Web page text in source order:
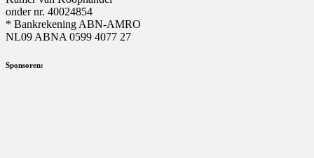
onder nr. 40024854
* Bankrekening ABN-AMRO
NL09 ABNA 0599 4077 27
Sponsoren: